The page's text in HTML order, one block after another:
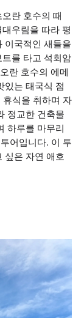
란 호수의 때
우림을 따라 평
이국적인 새들을
를 타고 석회암
란 호수의 에메
있는 태국식 점
식을 취하며 자
정교한 건축물
하루를 마무리
어입니다. 이 투
싶은 자연 애호